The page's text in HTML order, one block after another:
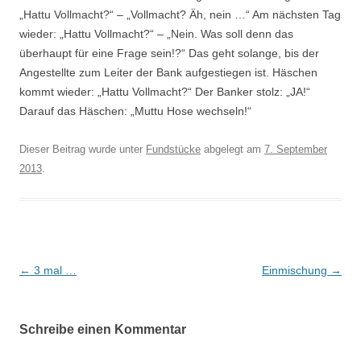
„Hattu Vollmacht?“ – „Vollmacht? Äh, nein …“ Am nächsten Tag
wieder: „Hattu Vollmacht?“ – „Nein. Was soll denn das
überhaupt für eine Frage sein!?“ Das geht solange, bis der
Angestellte zum Leiter der Bank aufgestiegen ist. Häschen
kommt wieder: „Hattu Vollmacht?“ Der Banker stolz: „JA!“
Darauf das Häschen: „Muttu Hose wechseln!“
Dieser Beitrag wurde unter Fundstücke abgelegt am 7. September
2013.
Beitrags-
← 3 mal … Einmischung →
Schreibe einen Kommentar